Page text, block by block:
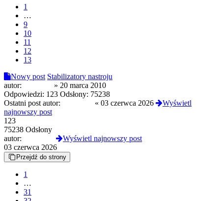
1
…
9
10
11
12
13
Nowy post Stabilizatory nastroju
autor:
» 20 marca 2010
Odpowiedzi: 123 Odsłony: 75238
Ostatni post autor:
« 03 czerwca 2026
Wyświetl
najnowszy post
123
75238 Odsłony
autor:
Wyświetl najnowszy post
03 czerwca 2026
Przejdź do strony
1
…
31